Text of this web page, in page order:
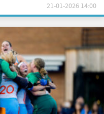
21-01-2026 14:00